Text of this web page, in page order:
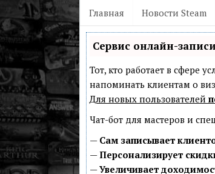
Главная Новости Steam
Сервис онлайн-
Тот, кто работает в сфере
напоминать клиентам о
Для новых пользователей
Чат-бот для мастеров и
— Сам записывает
—Персонализирует
—Увеличивает